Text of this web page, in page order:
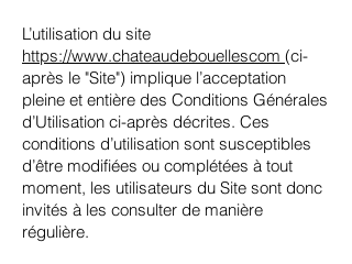
L’utilisation du site
https://www.chateaudebouellescom (ci-
après le "Site") implique l’acceptation
pleine et entière des Conditions Générales
d’Utilisation ci-après décrites. Ces
conditions d’utilisation sont susceptibles
d’être modifiées ou complétées à tout
moment, les utilisateurs du Site sont donc
invités à les consulter de manière
régulière.